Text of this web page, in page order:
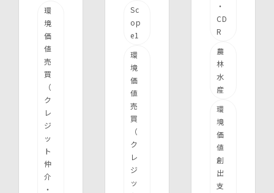
環
境
価
値
売
買
（
ク
レ
ジ
ッ
ト
仲
介
・
Sc
op
e1
環
境
価
値
売
買
（
ク
レ
ジ
ッ
・
CD
R
農
林
水
産
環
境
価
値
創
出
支